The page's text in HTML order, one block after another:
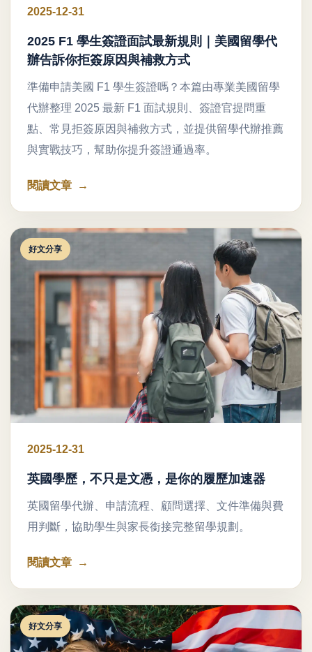
2025-12-31
2025 F1 學生簽證面試最新規則｜美國留學代
辦告訴你拒簽原因與補救方式
準備申請美國 F1 學生簽證嗎？本篇由專業美國留學
代辦整理 2025 最新 F1 面試規則、簽證官提問重
點、常見拒簽原因與補救方式，並提供留學代辦推薦
與實戰技巧，幫助你提升簽證通過率。
閱讀文章
好文分享
2025-12-31
英國學歷，不只是文憑，是你的履歷加速器
英國留學代辦、申請流程、顧問選擇、文件準備與費
用判斷，協助學生與家長銜接完整留學規劃。
閱讀文章
好文分享